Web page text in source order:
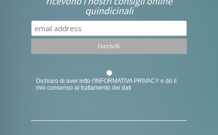
quindicinali
Dichiaro di aver letto l'INFORMATIVA PRIVACY e dò il
mio consenso al trattamento dei dati